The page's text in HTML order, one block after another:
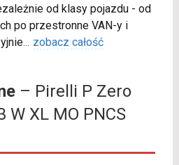
od klasy pojazdu - od
po przestronne VAN-y i
... zobacz całość
– Pirelli P Zero
W XL MO PNCS